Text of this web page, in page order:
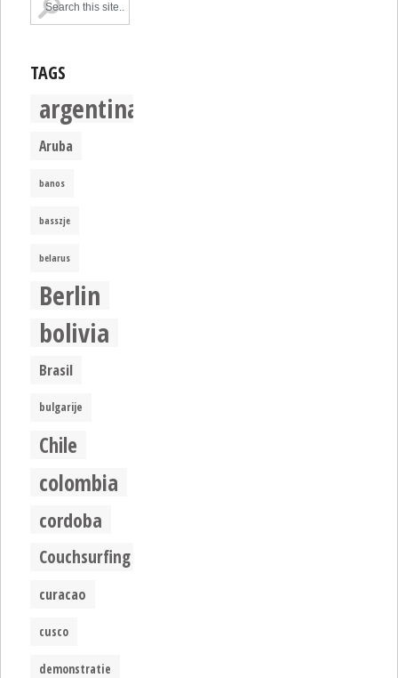
TAGS
argentina
Aruba
banos
basszje
belarus
Berlin
bolivia
Brasil
bulgarije
Chile
colombia
cordoba
Couchsurfing
curacao
cusco
demonstratie